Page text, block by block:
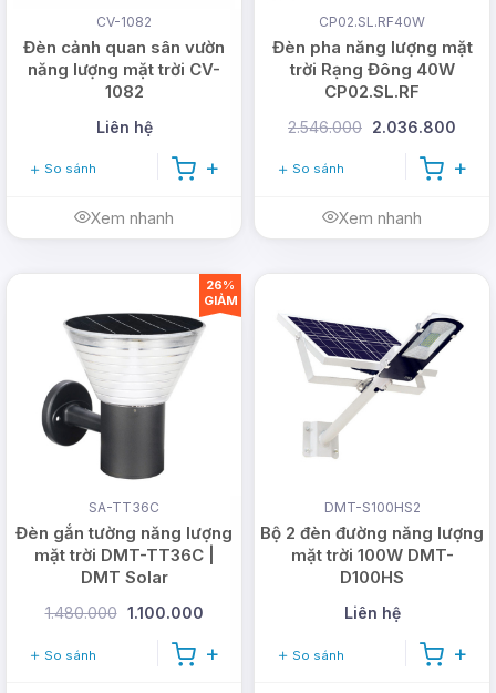
CV-1082
Đèn cảnh quan sân vườn
năng lượng mặt trời CV-
1082
Liên hệ
So sánh
Xem nhanh
CP02.SL.RF40W
Đèn pha năng lượng mặt
trời Rạng Đông 40W
CP02.SL.RF
2.546.000 2.036.800
So sánh
Xem nhanh
SA-TT36C
Đèn gắn tường năng lượng
mặt trời DMT-TT36C |
DMT Solar
1.480.000 1.100.000
So sánh
26%
GIẢM
DMT-S100HS2
Bộ 2 đèn đường năng lượng
mặt trời 100W DMT-
D100HS
Liên hệ
So sánh